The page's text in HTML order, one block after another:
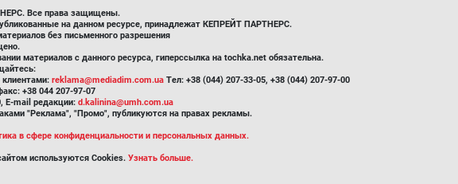
Все права защищены.
на данном ресурсе, принадлежат КЕПРЕЙТ ПАРТНЕРС.
без письменного разрешения
материалов с данного ресурса, гиперссылка на tochka.net обязательна.
reklama@mediadim.com.ua Тел: +38 (044) 207-33-05, +38 (044) 207-97-00
+38 044 207-97-07
E-mail редакции: d.kalinina@umh.com.ua
"Реклама", "Промо", публикуются на правах рекламы.
в сфере конфиденциальности и персональных данных.
используются Cookies. Узнать больше.